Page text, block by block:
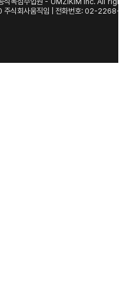
식회사움직임 | 전화번호: 02-2268-